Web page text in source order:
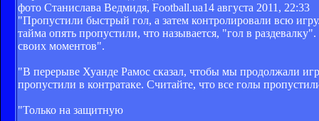
фото Станислава Ведмидя, Football.ua14 августа 2011, 22:33
"Пропустили быстрый гол, а затем контролировали всю
тайма опять пропустили, что называется, "гол в
своих моментов".
"В перерыве Хуанде Рамос сказал, чтобы мы продолжали
пропустили в контратаке. Считайте, что все голы
"Только на защитную